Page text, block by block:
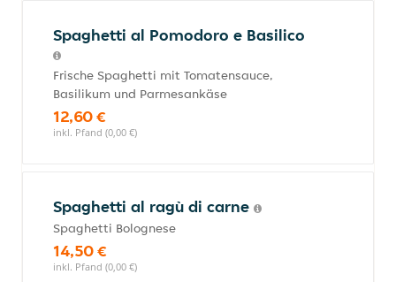
Spaghetti al Pomodoro e Basilico
Frische Spaghetti mit Tomatensauce,
Basilikum und Parmesankäse
12,60 €
inkl. Pfand (0,00 €)
Spaghetti al ragù di carne
Spaghetti Bolognese
14,50 €
inkl. Pfand (0,00 €)